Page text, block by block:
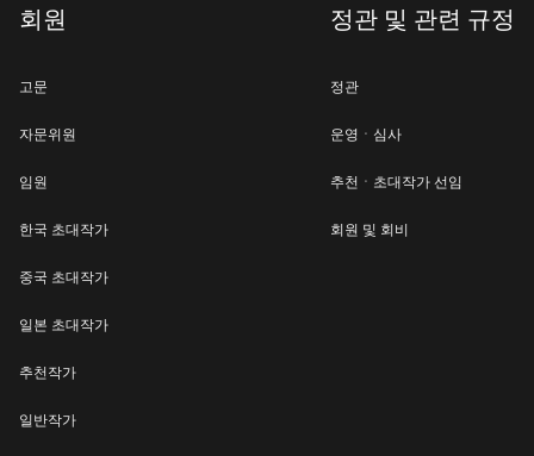
회원
고문
자문위원
임원
한국 초대작가
중국 초대작가
일본 초대작가
추천작가
일반작가
정관 및 관련 규정
정관
운영ㆍ심사
추천ㆍ초대작가 선임
회원 및 회비